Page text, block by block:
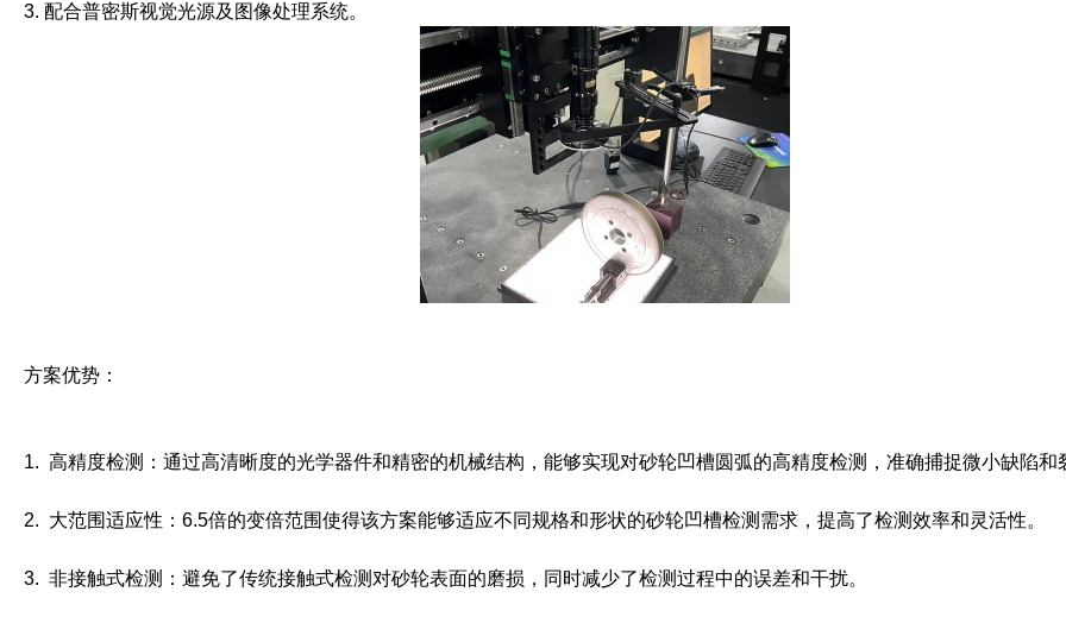
3. 配合普密斯视觉光源及图像处理系统。
方案优势：
1. 高精度检测：通过高清晰度的光学器件和精密的机械结构，能够实现对砂轮凹槽圆弧的高精度检测，准确捕捉微小缺陷和
2. 大范围适应性：6.5倍的变倍范围使得该方案能够适应不同规格和形状的砂轮凹槽检测需求，提高了检测效率和灵活性。
3. 非接触式检测：避免了传统接触式检测对砂轮表面的磨损，同时减少了检测过程中的误差和干扰。